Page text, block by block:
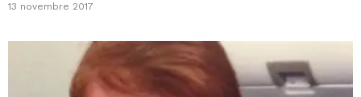
13 novembre 2017